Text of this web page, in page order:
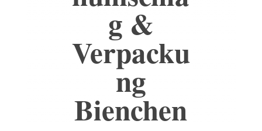
g &
Verpacku
ng
Bienchen